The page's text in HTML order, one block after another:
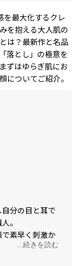
を最大化するクレ
を抱える大人肌の
は？最新作と名品
落とし」の極意を
ずはゆらぎ肌にお
についてご紹介。
分の目と耳で
。
で素早く刺激か
び落とす二段構
...続きを読む